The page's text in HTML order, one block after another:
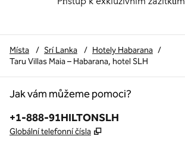
Místa / Srí Lanka / Hotely Habarana /
Taru Villas Maia – Habarana, hotel SLH
Jak vám můžeme pomoci?
Telefon:
+1-888-91HILTONSLH
Globální telefonní čísla ,